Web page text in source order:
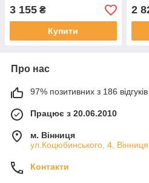
3 155 ₴
Купити
2
Про нас
97% позитивних з 186 відгуків
Працює з 20.06.2010
м. Вінниця
ул.Коцюбинського, 4,
Контакти